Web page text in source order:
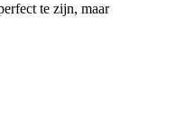
te zijn, maar